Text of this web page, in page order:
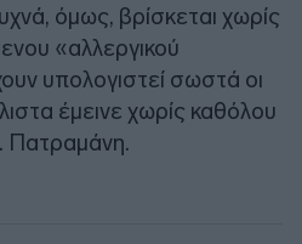
όμως, βρίσκεται χωρίς
«αλλεργικού
υπολογιστεί σωστά οι
έμεινε χωρίς καθόλου
Πατραμάνη.